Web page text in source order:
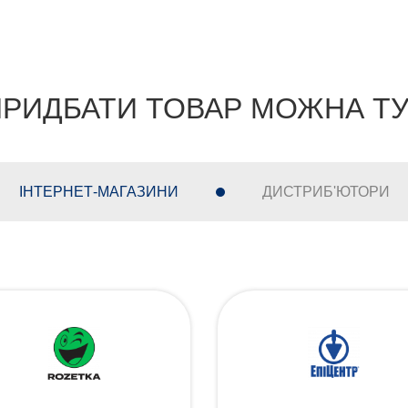
ТОВАР МОЖНА
ІНТЕРНЕТ-МАГАЗИНИ ДИСТРИБ'ЮТОРИ